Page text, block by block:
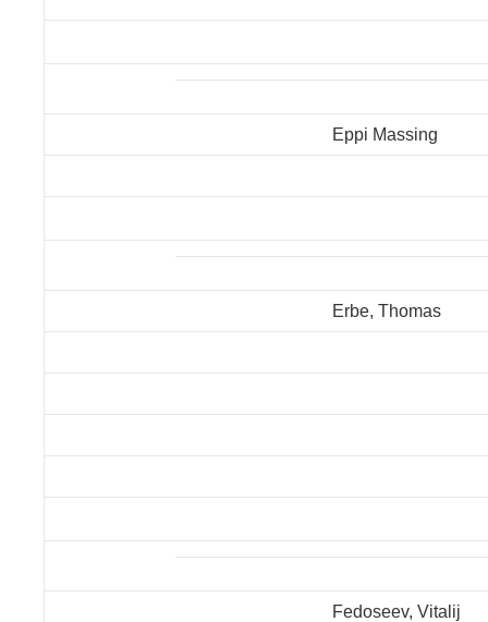
Eppi Massing
Erbe, Thomas
Fedoseev, Vitalij